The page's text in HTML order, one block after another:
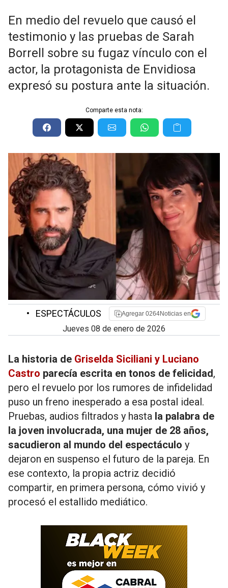
En medio del revuelo que causó el
testimonio y las pruebas de Sarah
Borrell sobre su fugaz vínculo con el
actor, la protagonista de Envidiosa
expresó su postura ante la situación.
Comparte esta nota:
• ESPECTÁCULOS Agregar 0264Noticias en
jueves 08 de enero de 2026
La historia de Griselda Siciliani y Luciano
Castro parecía escrita en tonos de felicidad,
pero el revuelo por los rumores de infidelidad
puso un freno inesperado a esa postal ideal.
Pruebas, audios filtrados y hasta la palabra de
la joven involucrada, una mujer de 28 años,
sacudieron al mundo del espectáculo y
dejaron en suspenso el futuro de la pareja. En
ese contexto, la propia actriz decidió
compartir, en primera persona, cómo vivió y
procesó el estallido mediático.